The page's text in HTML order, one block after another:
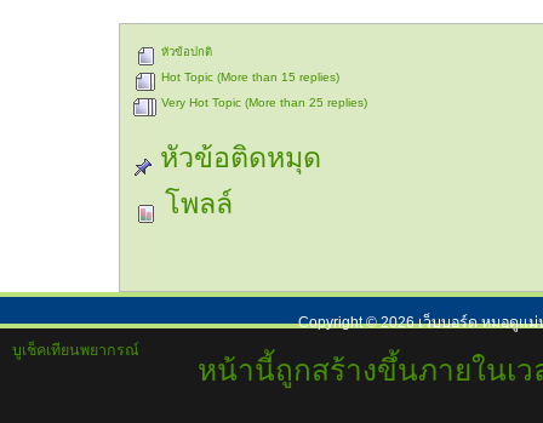
หัวข้อปกติ
Hot Topic (More than 15 replies)
Very Hot Topic (More than 25 replies)
หัวข้อติดหมุด
โพลล์
Copyright ©2026เว็บบอร์ด หมอดูแม่
บูเช็คเทียนพยากรณ์
หน้านี้ถูกสร้างขึ้นภายในเว